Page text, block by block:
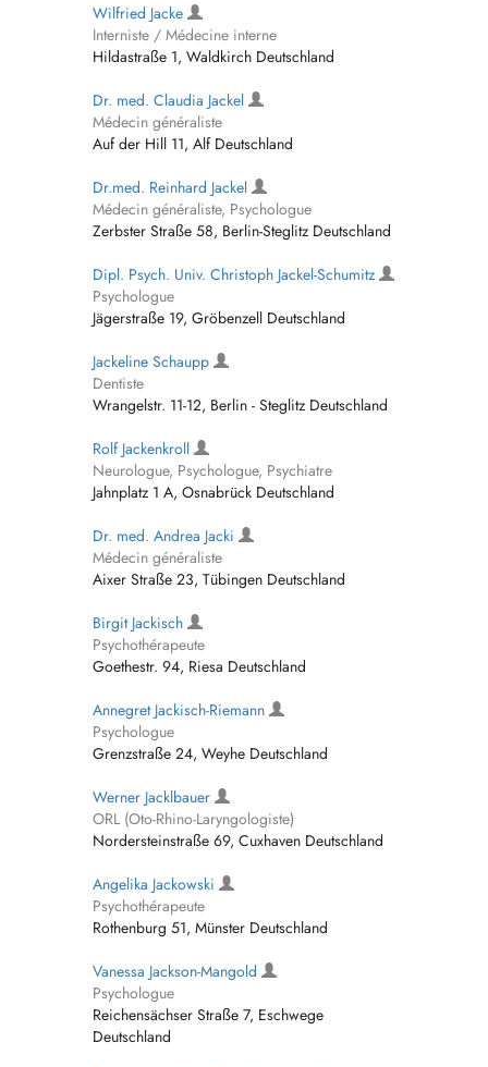
Wilfried Jacke
Interniste / Médecine interne
Hildastraße 1, Waldkirch Deutschland
Dr. med. Claudia Jackel
Médecin généraliste
Auf der Hill 11, Alf Deutschland
Dr.med. Reinhard Jackel
Médecin généraliste, Psychologue
Zerbster Straße 58, Berlin-Steglitz Deutschland
Dipl. Psych. Univ. Christoph Jackel-Schumitz
Psychologue
Jägerstraße 19, Gröbenzell Deutschland
Jackeline Schaupp
Dentiste
Wrangelstr. 11-12, Berlin - Steglitz Deutschland
Rolf Jackenkroll
Neurologue, Psychologue, Psychiatre
Jahnplatz 1 A, Osnabrück Deutschland
Dr. med. Andrea Jacki
Médecin généraliste
Aixer Straße 23, Tübingen Deutschland
Birgit Jackisch
Psychothérapeute
Goethestr. 94, Riesa Deutschland
Annegret Jackisch-Riemann
Psychologue
Grenzstraße 24, Weyhe Deutschland
Werner Jacklbauer
ORL (Oto-Rhino-Laryngologiste)
Nordersteinstraße 69, Cuxhaven Deutschland
Angelika Jackowski
Psychothérapeute
Rothenburg 51, Münster Deutschland
Vanessa Jackson-Mangold
Psychologue
Reichensächser Straße 7, Eschwege
Deutschland